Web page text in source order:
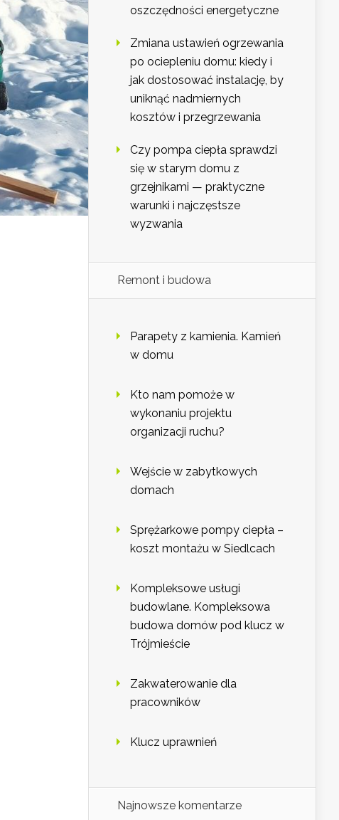
oszczędności energetyczne
Zmiana ustawień ogrzewania
po ociepleniu domu: kiedy i
jak dostosować instalację, by
uniknąć nadmiernych
kosztów i przegrzewania
Czy pompa ciepła sprawdzi
się w starym domu z
grzejnikami — praktyczne
warunki i najczęstsze
wyzwania
Remont i budowa
Parapety z kamienia. Kamień
w domu
Kto nam pomoże w
wykonaniu projektu
organizacji ruchu?
Wejście w zabytkowych
domach
Sprężarkowe pompy ciepła –
koszt montażu w Siedlcach
Kompleksowe usługi
budowlane. Kompleksowa
budowa domów pod klucz w
Trójmieście
Zakwaterowanie dla
pracowników
Klucz uprawnień
Najnowsze komentarze